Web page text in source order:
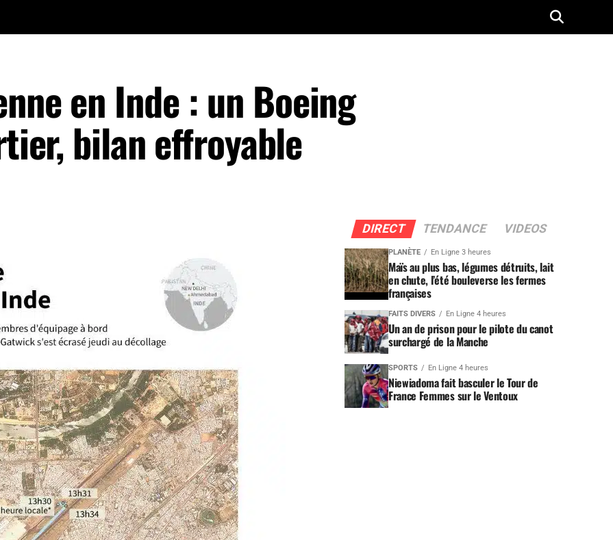
en Inde : un Boeing
bilan effroyable
DIRECT TENDANCE VIDEOS
PLANÈTE En Ligne 3 heures
Maïs au plus bas, légumes détruits, lait
en chute, l’été bouleverse les fermes
françaises
FAITS DIVERS En Ligne 4 heures
Un an de prison pour le pilote du canot
surchargé de la Manche
SPORTS En Ligne 4 heures
Niewiadoma fait basculer le Tour de
France Femmes sur le Ventoux